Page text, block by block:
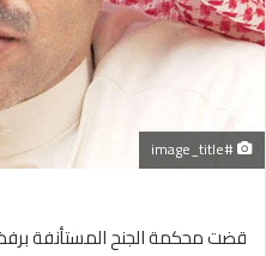
#image_title
قضت محكمة الجنح المستأنفة